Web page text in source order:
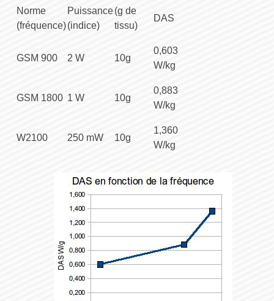
Norme
(fréquence)
Puissance
(indice)
(g de
tissu)
DAS
GSM 900 2 W 10g
0,603
W/kg
GSM 1800 1 W 10g
0,883
W/kg
W2100 250 mW 10g
1,360
W/kg